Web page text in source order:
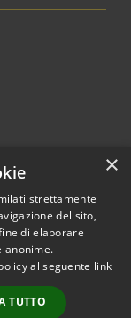
2026 • Comune di
• Powered by
Accesso
redazione
×
strettamente
del sito,
di elaborare
anonime.
al seguente link
TUTTO